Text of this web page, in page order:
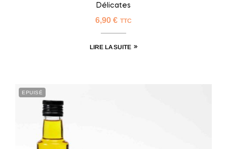
Délicates
6,90 € TTC
LIRE LA SUITE
EPUISÉ